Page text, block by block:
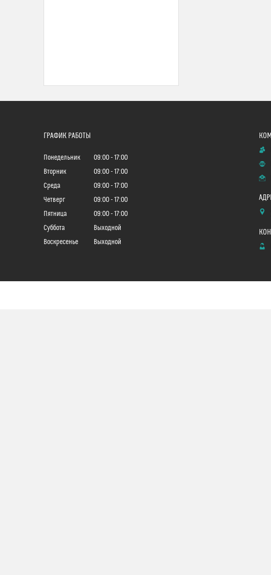
ГРАФИК РАБОТЫ
Понедельник 09:00
17:00
Вторник
09:00
17:00
Среда
09:00
17:00
Четверг
09:00
17:00
Пятница
09:00
17:00
Суббота
Выходной
Воскресенье
Выходной